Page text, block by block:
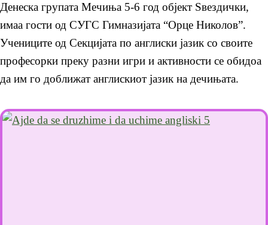
Денеска групата Мечиња 5-6 год објект Ѕвездички,
имаа гости од СУГС Гимназијата “Орце Николов”.
Учениците од Секцијата по англиски јазик со своите
професорки преку разни игри и активности се обидоа
да им го доближат англискиот јазик на дечињата.